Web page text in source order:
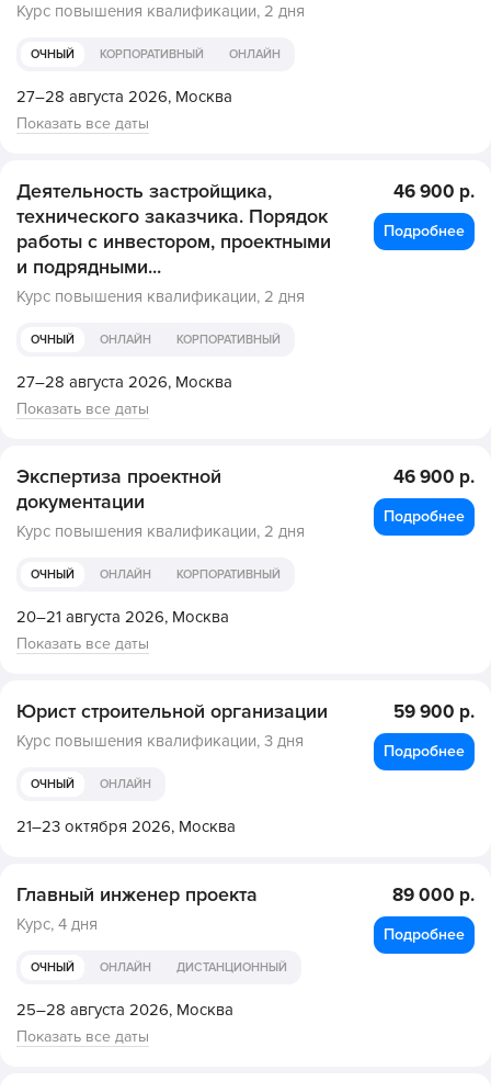
Курс повышения квалификации, 2 дня
ОЧНЫЙ КОРПОРАТИВНЫЙ ОНЛАЙН
27–28 августа 2026, Москва
Показать все даты
Деятельность застройщика,
технического заказчика. Порядок
работы с инвестором, проектными
и подрядными...
Курс повышения квалификации, 2 дня
ОЧНЫЙ ОНЛАЙН КОРПОРАТИВНЫЙ
27–28 августа 2026, Москва
Показать все даты
46 900 р.
Подробнее
Экспертиза проектной
документации
Курс повышения квалификации, 2 дня
ОЧНЫЙ ОНЛАЙН КОРПОРАТИВНЫЙ
20–21 августа 2026, Москва
Показать все даты
46 900 р.
Подробнее
Юрист строительной организации
Курс повышения квалификации, 3 дня
ОЧНЫЙ ОНЛАЙН
21–23 октября 2026, Москва
59 900 р.
Подробнее
Главный инженер проекта
Курс, 4 дня
ОЧНЫЙ ОНЛАЙН ДИСТАНЦИОННЫЙ
25–28 августа 2026, Москва
Показать все даты
89 000 р.
Подробнее